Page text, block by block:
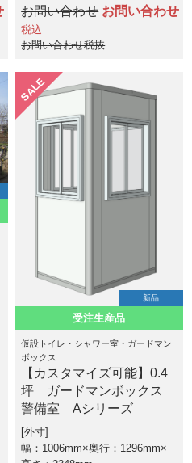
お問い合わせ お問い合わせ
税込
お問い合わせ税抜
新品
SALE
受注生産品
仮設トイレ・シャワー室・ガードマン
ボックス
【カスタマイズ可能】0.4
坪 ガードマンボックス
警備室 Aシリーズ
外寸
幅：1006mm×奥行：1296mm×